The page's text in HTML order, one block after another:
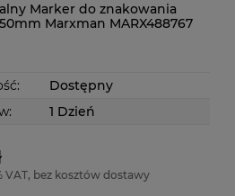
Marker do znakowania
Marxman MARX488767
Dostępny
1 Dzień
VAT, bez kosztów dostawy